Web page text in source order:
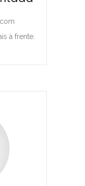
à frente.